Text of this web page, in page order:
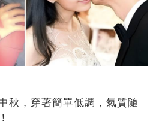
秋，穿著簡單低調，氣質隨